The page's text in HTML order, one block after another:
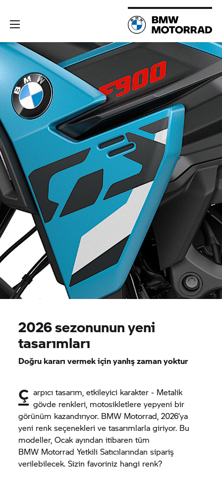
2026 sezonunun yeni
tasarımları
Doğru kararı vermek için yanlış zaman yoktur
Ç arpıcı tasarım, etkileyici karakter - Metalik
gövde renkleri, motosikletlere yepyeni bir
görünüm kazandırıyor. BMW Motorrad, 2026’ya
yeni renk seçenekleri ve tasarımlarla giriyor. Bu
modeller, Ocak ayından itibaren tüm
BMW Motorrad Yetkili Satıcılarından sipariş
verilebilecek. Sizin favoriniz hangi renk?